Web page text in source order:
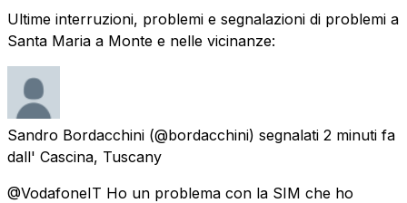
Ultime interruzioni, problemi e segnalazioni di problemi a
Santa Maria a Monte e nelle vicinanze:
Sandro Bordacchini (@bordacchini) segnalati 2 minuti fa
dall' Cascina, Tuscany
@VodafoneIT Ho un problema con la SIM che ho